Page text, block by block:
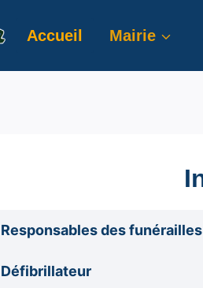
Accueil Mairie
Responsables des funérailles
Défibrillateur